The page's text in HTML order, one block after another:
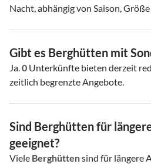
Nacht, abhängig von Saison,
Gibt es Berghütten mit
Ja.0 Unterkünfte bieten derzeit
zeitlich begrenzte Angebote.
Sind Berghütten für
geeignet?
Viele Berghüttensind für längere